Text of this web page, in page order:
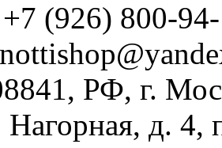
(926) 800-
РФ, г.
Нагорная, д.